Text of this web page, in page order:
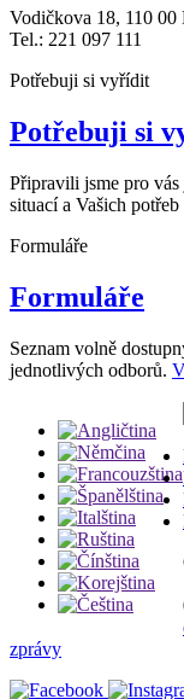
Vodičkova 18, 110 00
Tel.: 221 097 111
Potřebuji si vyřídit
Potřebuji si
Připravili jsme pro vás
situací a Vašich potřeb
Formuláře
Formuláře
Seznam volně
jednotlivých odborů.
zprávy